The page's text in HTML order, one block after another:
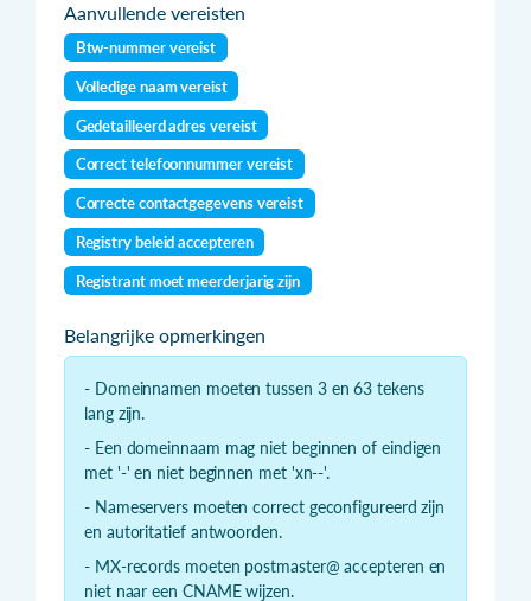
Aanvullende vereisten
Btw-nummer vereist
Volledige naam vereist
Gedetailleerd adres vereist
Correct telefoonnummer vereist
Correcte contactgegevens vereist
Registry beleid accepteren
Registrant moet meerderjarig zijn
Belangrijke opmerkingen
- Domeinnamen moeten tussen 3 en 63 tekens
lang zijn.
- Een domeinnaam mag niet beginnen of eindigen
met '-' en niet beginnen met 'xn--'.
- Nameservers moeten correct geconfigureerd zijn
en autoritatief antwoorden.
- MX-records moeten postmaster@ accepteren en
niet naar een CNAME wijzen.